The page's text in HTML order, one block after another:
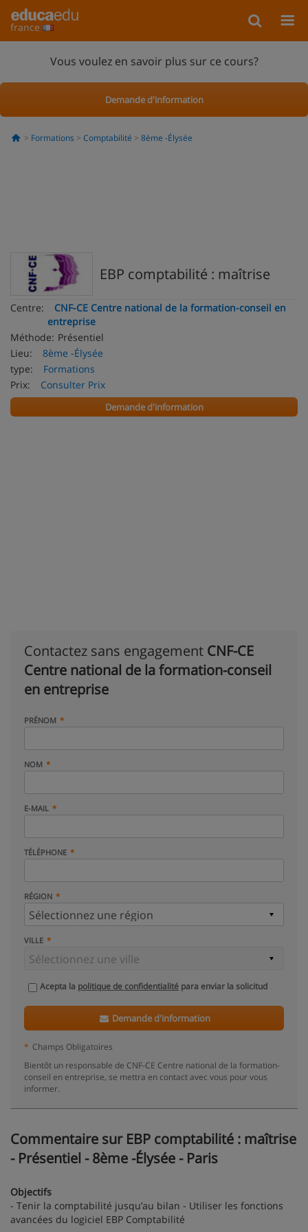
france
Vous voulez en savoir plus sur ce cours?
Demande d'information
Formations Comptabilité 8ème -Élysée
EBP comptabilité : maîtrise
Centre:
CNF-CE Centre national de la formation-conseil en
entreprise
Méthode: Présentiel
Lieu:
8ème -Élysée
type:
Formations
Prix:
Consulter Prix
Demande d'information
Contactez sans engagement CNF-CE
Centre national de la formation-conseil
en entreprise
PRÉNOM
NOM
E-MAIL
TÉLÉPHONE
RÉGION
VILLE
Acepta la politique de confidentialité para enviar la solicitud
Demande d'information
* Champs Obligatoires
Bientôt un responsable de CNF-CE Centre national de la formation-
conseil en entreprise, se mettra en contact avec vous pour vous
informer.
Commentaire sur EBP comptabilité : maîtrise
- Présentiel - 8ème -Élysée - Paris
Objectifs
- Tenir la comptabilité jusqu’au bilan - Utiliser les fonctions
avancées du logiciel EBP Comptabilité